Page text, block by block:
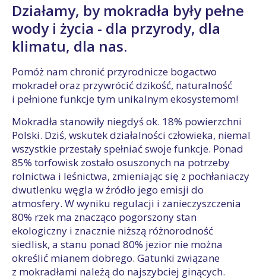
Działamy, by mokradła były pełne
wody i życia - dla przyrody, dla
klimatu, dla nas.
Pomóż nam chronić przyrodnicze bogactwo
mokradeł oraz przywrócić dzikość, naturalność
i pełnione funkcje tym unikalnym ekosystemom!
Mokradła stanowiły niegdyś ok. 18% powierzchni
Polski. Dziś, wskutek działalności człowieka, niemal
wszystkie przestały spełniać swoje funkcje. Ponad
85% torfowisk zostało osuszonych na potrzeby
rolnictwa i leśnictwa, zmieniając się z pochłaniaczy
dwutlenku węgla w źródło jego emisji do
atmosfery. W wyniku regulacji i zanieczyszczenia
80% rzek ma znacząco pogorszony stan
ekologiczny i znacznie niższą różnorodność
siedlisk, a stanu ponad 80% jezior nie można
określić mianem dobrego. Gatunki związane
z mokradłami należą do najszybciej ginących.